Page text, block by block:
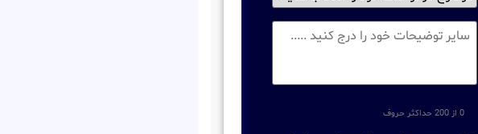
درخواست
خود
را
توضیحات
0 از 200 حداکثر حروف